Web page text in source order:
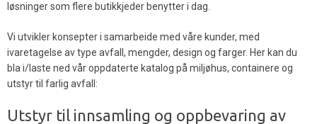
løsninger som flere butikkjeder benytter i dag.
Vi utvikler konsepter i samarbeide med våre kunder, med
ivaretagelse av type avfall, mengder, design og farger. Her kan du
bla i/laste ned vår oppdaterte katalog på miljøhus, containere og
utstyr til farlig avfall:
Utstyr til innsamling og oppbevaring av